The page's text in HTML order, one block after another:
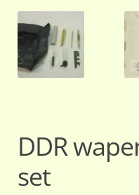
DDR
set